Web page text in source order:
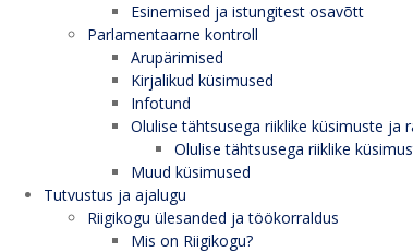
Esinemised ja istungitest osavõtt
Parlamentaarne kontroll
Arupärimised
Kirjalikud küsimused
Infotund
Olulise tähtsusega riiklike küsimuste ja
Olulise tähtsusega riiklike
Muud küsimused
Tutvustus ja ajalugu
Riigikogu ülesanded ja töökorraldus
Mis on Riigikogu?